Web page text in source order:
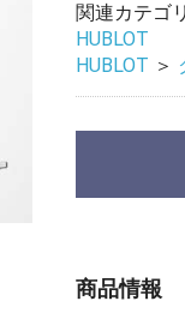
関連カテゴリ
HUBLOT
HUBLOT ＞
商品情報